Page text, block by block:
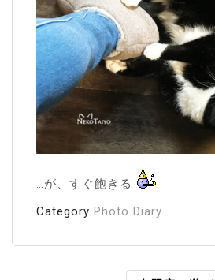
…が、すぐ飽きる
Category Photo Diary